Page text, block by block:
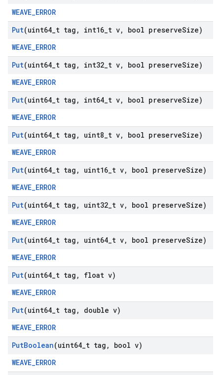
WEAVE_ERROR
Put(uint64 t tag , int16 t v, bool preserveSize)
WEAVE_ERROR
Put(uint64 t tag , int32 t v, bool preserveSize)
WEAVE_ERROR
Put(uint64 t tag , int64 t v, bool preserveSize)
WEAVE_ERROR
Put(uint64 t tag , uint8 t v, bool preserveSize)
WEAVE_ERROR
Put(uint64 t tag , uint16 t v, bool preserveSize)
WEAVE_ERROR
Put(uint64 t tag , uint32 t v, bool preserveSize)
WEAVE_ERROR
Put(uint64 t tag , uint64 t v, bool preserveSize)
WEAVE_ERROR
Put(uint64 t tag ,
float v)
WEAVE_ERROR
Put(uint64 t tag ,
double v)
WEAVE_ERROR
PutBoolean(uint64 t tag ,
bool v)
WEAVE_ERROR